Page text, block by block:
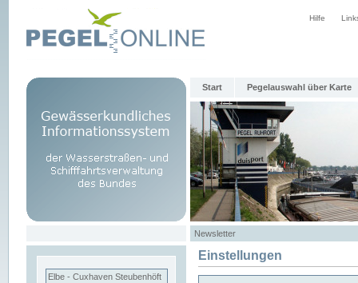
Hilfe
Start Pegelauswahl über Karte
Newsletter
Elbe - Cuxhaven Steubenhöft
Einstellungen